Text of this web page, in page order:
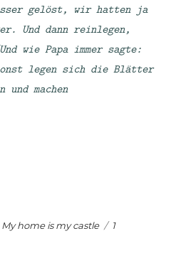
gelöst, wir hatten ja
Und dann reinlegen,
wie Papa immer sagte:
legen sich die Blätter
und machen
My home is my castle
1